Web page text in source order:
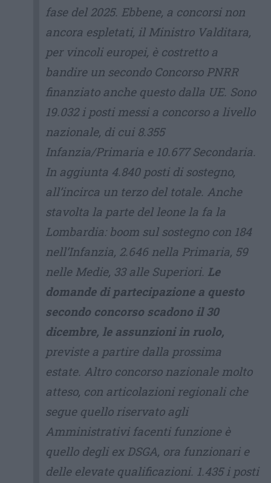
fase del 2025. Ebbene, a concorsi non
ancora espletati, il Ministro Valditara,
per vincoli europei, è costretto a
bandire un secondo Concorso PNRR
finanziato anche questo dalla UE. Sono
19.032 i posti messi a concorso a livello
nazionale, di cui 8.355
Infanzia/Primaria e 10.677 Secondaria.
In aggiunta 4.840 posti di sostegno,
all’incirca un terzo del totale. Anche
stavolta la parte del leone la fa la
Lombardia: boom sul sostegno con 184
nell’Infanzia, 2.646 nella Primaria, 59
nelle Medie, 33 alle Superiori. Le
domande di partecipazione a questo
secondo concorso scadono il 30
dicembre, le assunzioni in ruolo,
previste a partire dalla prossima
estate. Altro concorso nazionale molto
atteso, con articolazioni regionali che
segue quello riservato agli
Amministrativi facenti funzione è
quello degli ex DSGA, ora funzionari e
delle elevate qualificazioni. 1.435 i posti